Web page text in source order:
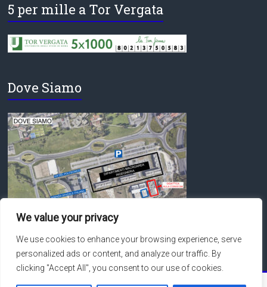
We value your privacy
We use cookies to enhance your browsing experience, serve
personalized ads or content, and analyze our traffic. By
clicking "Accept All", you consent to our use of cookies.
5 per mille a Tor Vergata
Dove Siamo
Copyright © 2026Macroarea di Ingegneria – Università degli Studi di Roma